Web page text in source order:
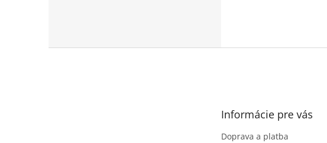
Informácie pre vás
Doprava a platba